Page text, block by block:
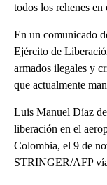
todos los rehenes
En un comunicado
Ejército de
armados ilegales y
que actualmente
Luis Manuel Díaz
liberación en el
Colombia, el 9 de
STRINGER/AFP